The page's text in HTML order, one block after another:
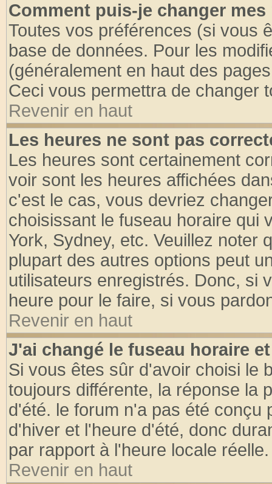
Comment puis-je changer mes
Toutes vos préférences (si vous
base de données. Pour les
(généralement en haut des
Ceci vous permettra de changer
Revenir en haut
Les heures ne sont pas
Les heures sont certainement
voir sont les heures affichées
c'est le cas, vous devriez
choisissant le fuseau horaire qui
York, Sydney, etc. Veuillez noter
plupart des autres options peut
utilisateurs enregistrés. Donc, si
heure pour le faire, si vous
Revenir en haut
J'ai changé le fuseau horaire
Si vous êtes sûr d'avoir choisi le
toujours différente, la réponse la
d'été. le forum n'a pas été conçu
d'hiver et l'heure d'été, donc
par rapport à l'heure locale réelle.
Revenir en haut